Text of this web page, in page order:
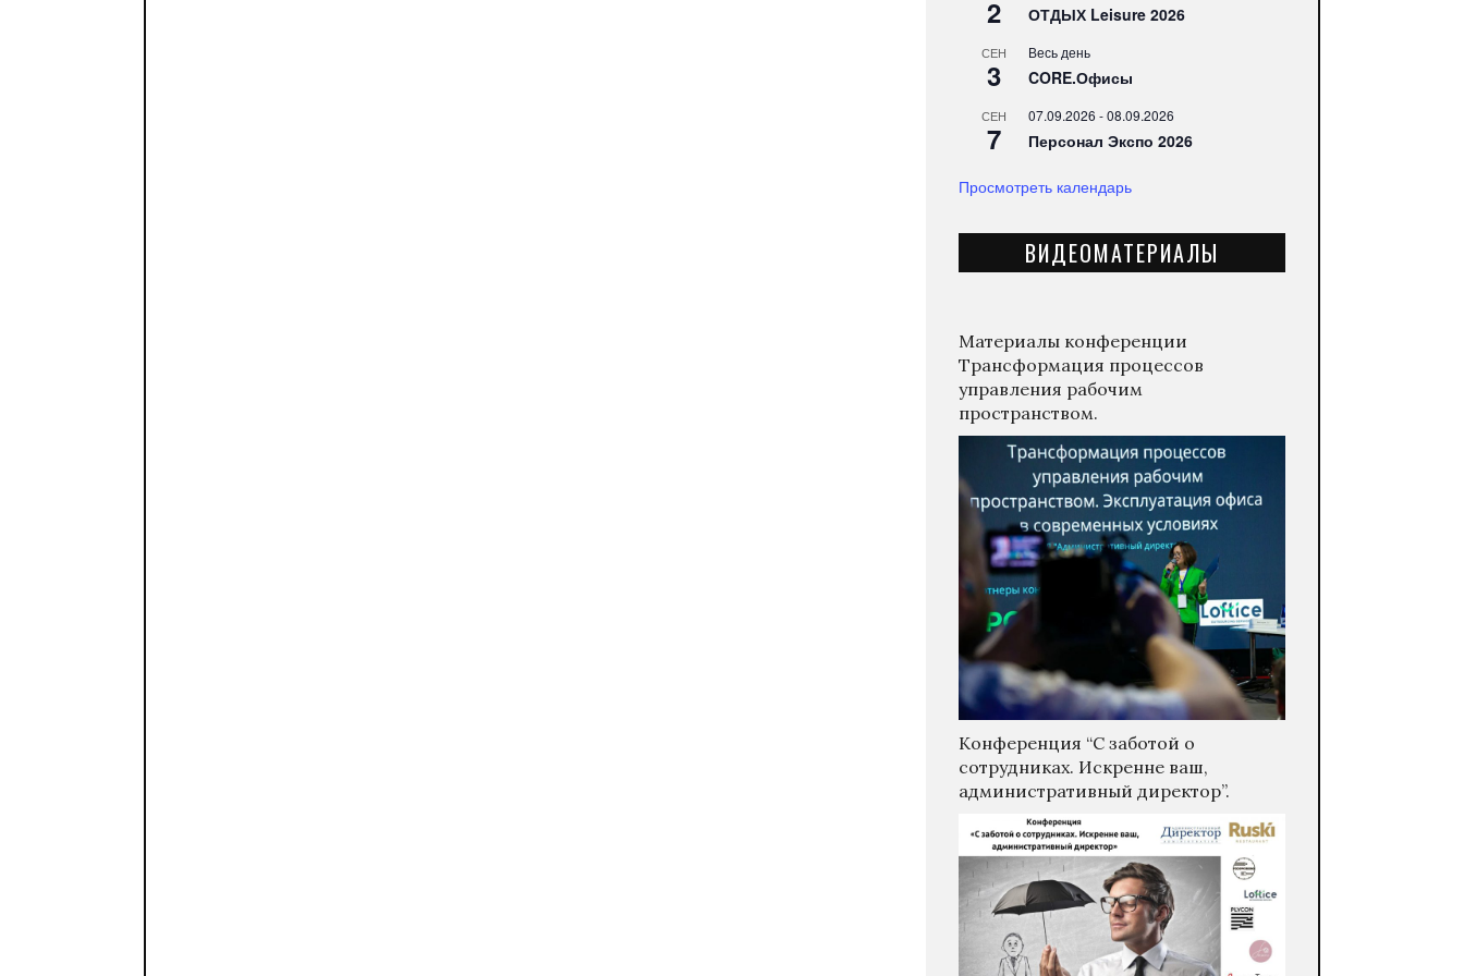
2 ОТДЫХ Leisure 2026
СЕН
3
Весь день
CORE.Офисы
СЕН
7
07.09.2026 -08.09.2026
Персонал Экспо 2026
Просмотреть календарь
ВИДЕОМАТЕРИАЛЫ
Материалы конференции
Трансформация процессов
управления рабочим
пространством.
Конференция “С заботой о
сотрудниках. Искренне ваш,
административный директор”.